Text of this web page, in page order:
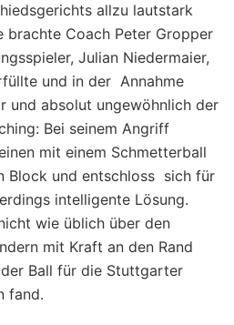
allzu lautstark
brachte Coach Peter Gropper
Julian Niedermaier,
und in der Annahme
und absolut ungewöhnlich der
Bei seinem Angriff
mit einem Schmetterball
Block und entschloss sich für
intelligente Lösung.
wie üblich über den
mit Kraft an den Rand
Ball für die Stuttgarter
fand.